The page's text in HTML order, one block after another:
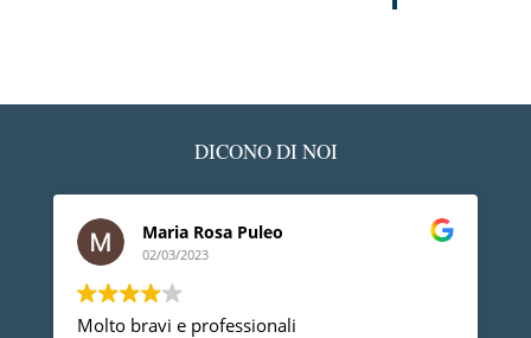
DICONO DI NOI
Maria Rosa Puleo
02/03/2023
Molto bravi e professionali